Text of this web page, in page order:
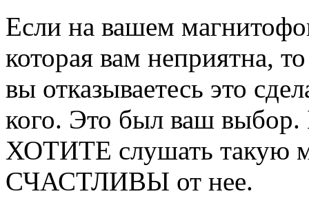
Если на вашем
которая вам неприятна,
вы отказываетесь это
кого. Это был ваш выбор.
ХОТИТЕ слушать такую
СЧАСТЛИВЫ от нее.